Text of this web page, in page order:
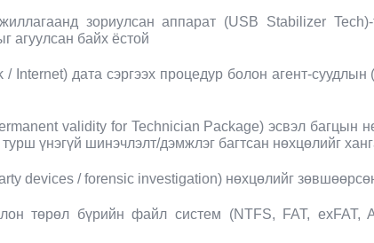
зориулсан аппарат (USB Stabilizer
агуулсан байх ёстой
Internet) дата сэргээх процедур болон агент-
validity for Technician Package) эсвэл багцын
үнэгүй шинэчлэлт/дэмжлэг багтсан нөхцөлийг
devices / forensic investigation) нөхцөлийг
төрөл бүрийн файл систем (NTFS, FAT, exFAT,